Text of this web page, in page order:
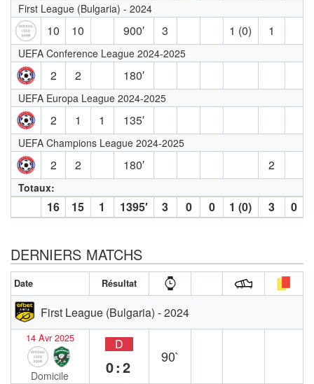
First League (Bulgaria) - 2024
10 10 900′ 3 1 (0) 1
UEFA Conference League 2024-2025
2 2 180′
UEFA Europa League 2024-2025
2 1 1 135′
UEFA Champions League 2024-2025
2 2 180′ 2
Totaux:
16 15 1 1395′ 3 0 0 1 (0) 3 0
DERNIERS MATCHS
Date Résultat
First League (Bulgaria) - 2024
14 Avr 2025
Domicile
D
0:2
90`